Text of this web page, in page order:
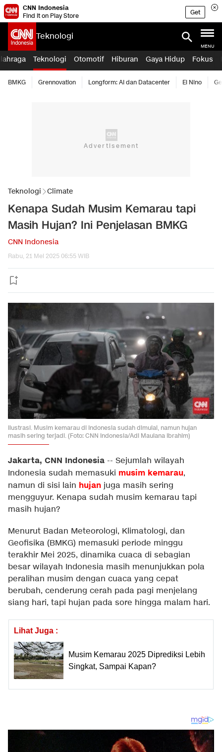
CNN Indonesia
Find it on Play Store
Get
Teknologi
MENU
Teknologi Otomotif Hiburan Gaya Hidup Fokus
BMKG Grennovation Longform: AI dan Datacenter El Nino
Teknologi Climate
Kenapa Sudah Musim Kemarau tapi
Masih Hujan? Ini Penjelasan BMKG
CNN Indonesia
Rabu, 21 Mei 2025 06:55 WIB
Ilustrasi. Musim kemarau di Indonesia sudah dimulai, namun hujan
masih sering terjadi. (Foto: CNN Indonesia/Adi Maulana Ibrahim)
Jakarta, CNN Indonesia -- Sejumlah wilayah
Indonesia sudah memasuki musim kemarau,
namun di sisi lain hujan juga masih sering
mengguyur. Kenapa sudah musim kemarau tapi
masih hujan?
Menurut Badan Meteorologi, Klimatologi, dan
Geofisika (BMKG) memasuki periode minggu
terakhir Mei 2025, dinamika cuaca di sebagian
besar wilayah Indonesia masih menunjukkan pola
peralihan musim dengan cuaca yang cepat
berubah, cenderung cerah pada pagi menjelang
siang hari, tapi hujan pada sore hingga malam hari.
Lihat Juga :
Musim Kemarau 2025 Diprediksi Lebih
Singkat, Sampai Kapan?